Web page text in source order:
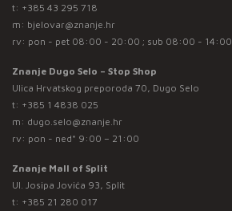
t: +385 43 295 718
m: bjelovar@znanje.hr
rv: pon - pet 08:00 - 20:00 ; sub 08:00 - 14:00
Znanje Dugo Selo – Stop Shop
Ulica Hrvatskog preporoda 70, Dugo Selo
t: +385 1 4838 025
m: dugo.selo@znanje.hr
rv: pon - ned* 9:00 – 21:00
Znanje Mall of Split
Ul. Josipa Jovića 93, Split
t: +385 21 280 017